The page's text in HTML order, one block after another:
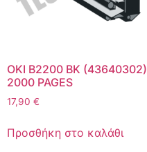
OKI B2200 BK (43640302)
2000 PAGES
17,90 €
Προσθήκη στο καλάθι